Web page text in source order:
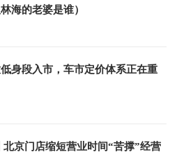
海的老婆是谁）
身段入市，车市定价体系正在重
家乐福中国退出深圳、广州 北京门店缩短营业时间“苦撑”经营